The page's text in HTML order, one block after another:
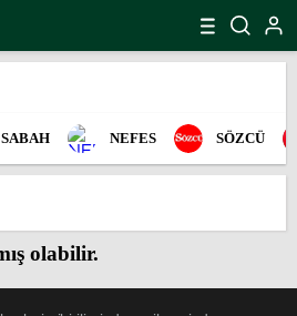
SABAH NEFES SÖZCÜ
olabilir.